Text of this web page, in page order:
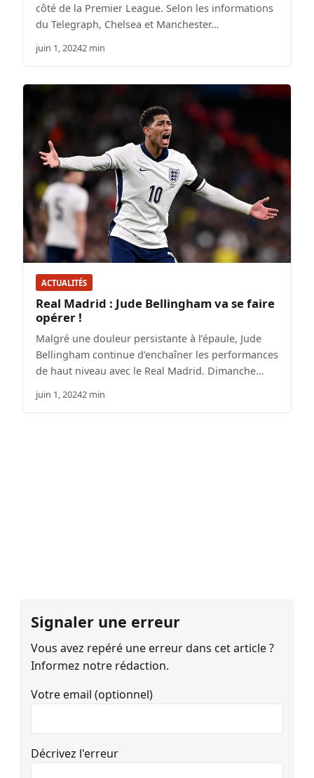
côté de la Premier League. Selon les informations
du Telegraph, Chelsea et Manchester…
juin 1, 20242 min
ACTUALITÉS
Real Madrid : Jude Bellingham va se faire
opérer !
Malgré une douleur persistante à l’épaule, Jude
Bellingham continue d’enchaîner les performances
de haut niveau avec le Real Madrid. Dimanche…
juin 1, 20242 min
Signaler une erreur
Vous avez repéré une erreur dans cet article ?
Informez notre rédaction.
Votre email (optionnel)
Décrivez l'erreur